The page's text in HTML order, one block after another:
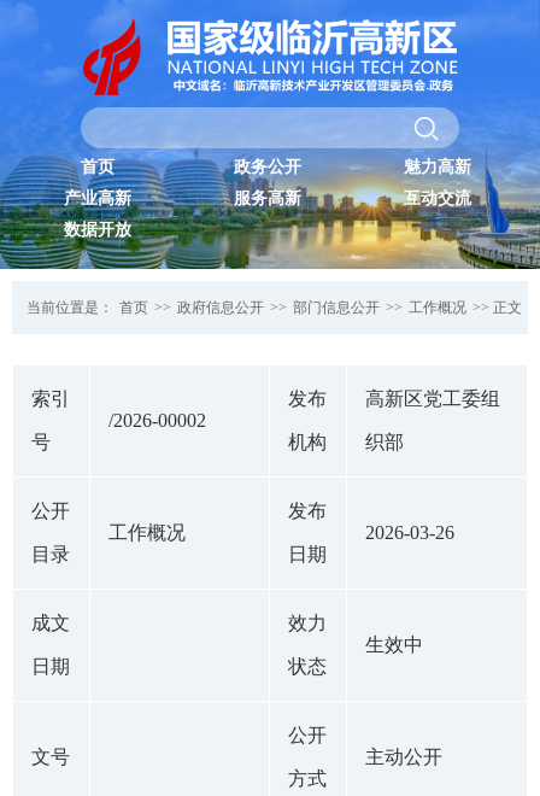
首页 政务公开
魅力高新
产业高新
服务高新
互动交流
数据开放
当前位置是： 首页 >> 政府信息公开 >> 部门信息公开 >> 工作概况 >> 正文
索引
号
/2026-00002
发布
机构
高新区党工委组
织部
公开
目录
工作概况
发布
日期
2026-03-26
成文
日期
效力
状态
生效中
文号
公开
方式
主动公开